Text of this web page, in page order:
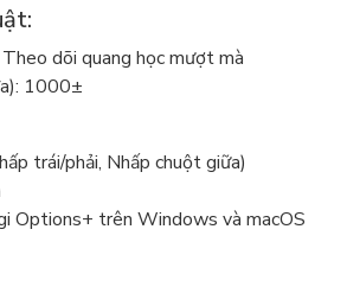
dõi quang học mượt mà
1000±
trái/phải, Nhấp chuột giữa)
Options+ trên Windows và macOS